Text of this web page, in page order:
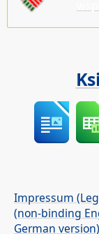
Impressum
(non-binding
German version)